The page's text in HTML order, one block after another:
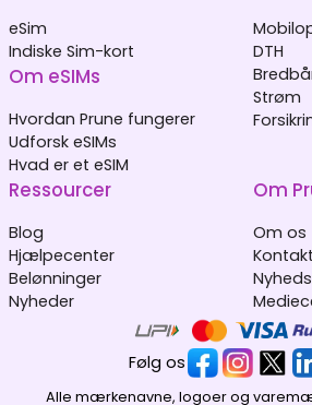
eSim
Indiske Sim-kort
Om eSIMs
Hvordan Prune fungerer
Udforsk eSIMs
Hvad er et eSIM
DTH
Strøm
Ressourcer
Blog
Hjælpecenter
Belønninger
Nyheder
Om
Om os
Følg os
Alle mærkenavne, logoer og